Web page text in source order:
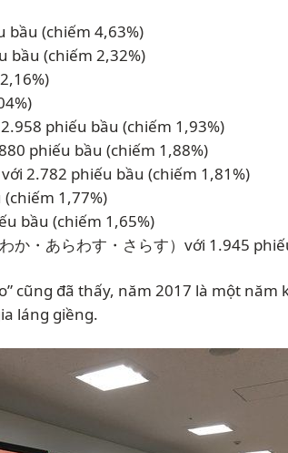
bầu (chiếm 4,63%)
bầu (chiếm 2,32%)
phiếu bầu (chiếm 1,93%)
phiếu bầu (chiếm 1,88%)
2.782 phiếu bầu (chiếm 1,81%)
1,77%)
bầu (chiếm 1,65%)
か・あらわす・さらす）với 1.945
cũng đã thấy, năm 2017 là một
láng giềng.